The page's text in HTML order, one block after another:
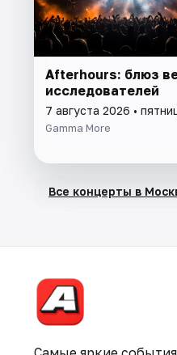
Afterhours: блюз
исследователей
7 августа 2026 •
Gamma More
Все концерты в